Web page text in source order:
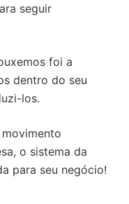
seguir
foi a
dentro do seu
los.
o sistema da
para seu negócio!